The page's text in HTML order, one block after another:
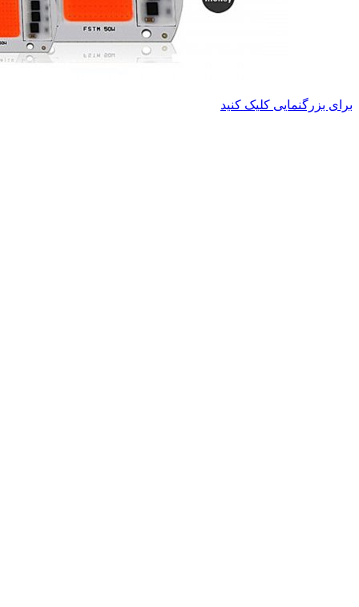
برای بزرگنمایی کلیک کنید